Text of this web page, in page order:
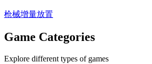
枪械增量放置
Game Categories
Explore different types of games